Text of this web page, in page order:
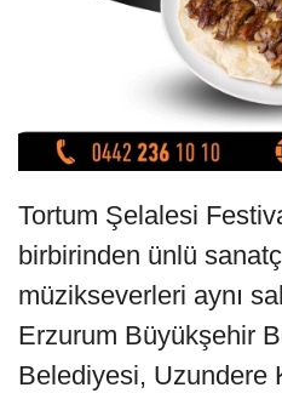
Tortum Şelalesi
birbirinden ünlü
müzikseverleri aynı
Erzurum Büyükşehir
Belediyesi, Uzundere